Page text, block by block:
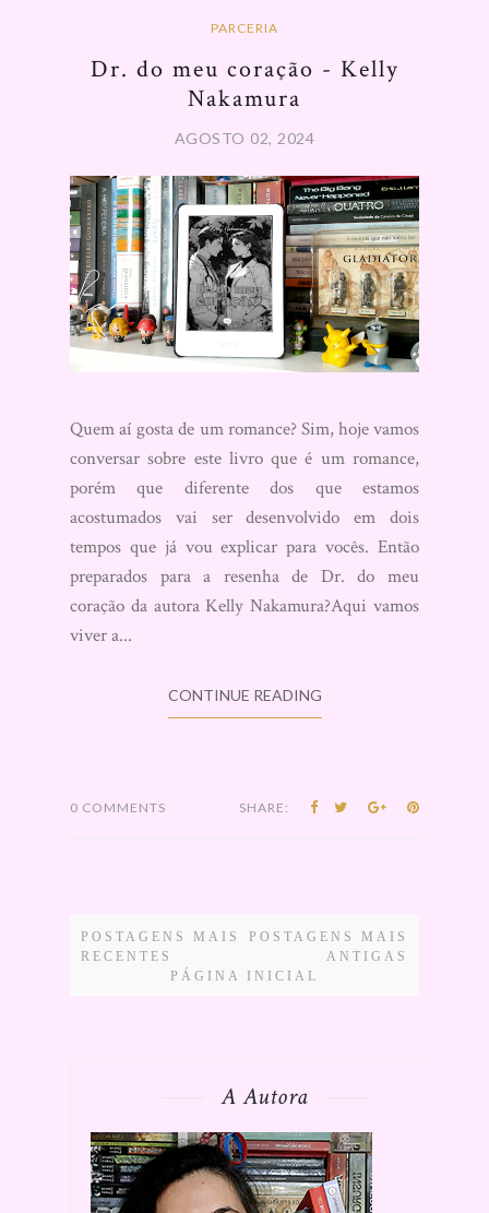
PARCERIA
Dr. do meu coração - Kelly
Nakamura
AGOSTO 02, 2024
Quem aí gosta de um romance? Sim, hoje vamos
conversar sobre este livro que é um romance,
porém que diferente dos que estamos
acostumados vai ser desenvolvido em dois
tempos que já vou explicar para vocês. Então
preparados para a resenha de Dr. do meu
coração da autora Kelly Nakamura?Aqui vamos
viver a...
CONTINUE READING
0 COMMENTS SHARE:
POSTAGENS MAIS
RECENTES
POSTAGENS MAIS
ANTIGAS
PÁGINA INICIAL
A Autora